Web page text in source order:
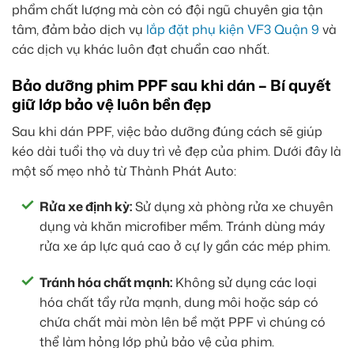
phẩm chất lượng mà còn có đội ngũ chuyên gia tận
tâm, đảm bảo dịch vụ lắp đặt phụ kiện VF3 Quận 9 và
các dịch vụ khác luôn đạt chuẩn cao nhất.
Bảo dưỡng phim PPF sau khi dán – Bí quyết
giữ lớp bảo vệ luôn bền đẹp
Sau khi dán PPF, việc bảo dưỡng đúng cách sẽ giúp
kéo dài tuổi thọ và duy trì vẻ đẹp của phim. Dưới đây là
một số mẹo nhỏ từ Thành Phát Auto:
Rửa xe định kỳ:Sử dụng xà phòng rửa xe chuyên
dụng và khăn microfiber mềm. Tránh dùng máy
rửa xe áp lực quá cao ở cự ly gần các mép phim.
Tránh hóa chất mạnh: Không sử dụng các loại
hóa chất tẩy rửa mạnh, dung môi hoặc sáp có
chứa chất mài mòn lên bề mặt PPF vì chúng có
thể làm hỏng lớp phủ bảo vệ của phim.